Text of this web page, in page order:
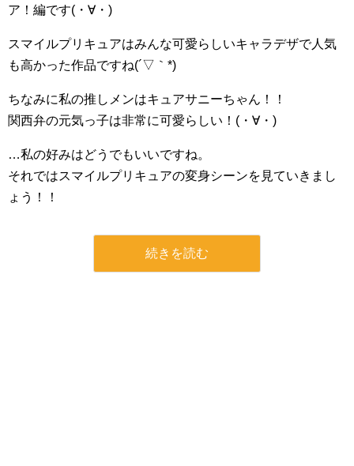
ア！編です(・∀・)
スマイルプリキュアはみんな可愛らしいキャラデザで人気
も高かった作品ですね(´▽｀*)
ちなみに私の推しメンはキュアサニーちゃん！！
関西弁の元気っ子は非常に可愛らしい！(・∀・)
…私の好みはどうでもいいですね。
それではスマイルプリキュアの変身シーンを見ていきまし
ょう！！
続きを読む